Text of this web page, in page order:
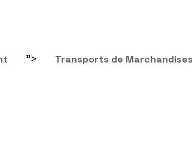
"> Transports de Marchandises